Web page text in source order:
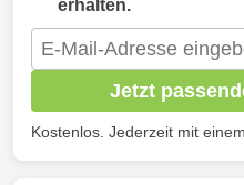
erhalten.
Jetzt
Kostenlos. Jederzeit mit